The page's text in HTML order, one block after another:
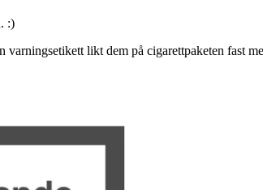
:)
likt dem på cigarettpaketen fast